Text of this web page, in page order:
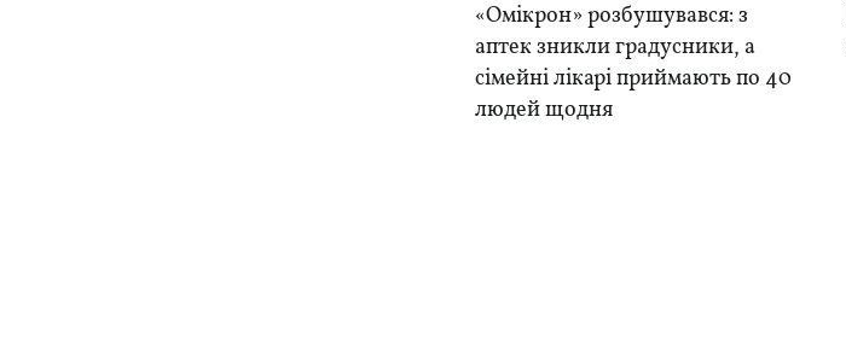
«Омікрон» розбушувався: з
аптек зникли градусники, а
сімейні лікарі приймають по 40
людей щодня